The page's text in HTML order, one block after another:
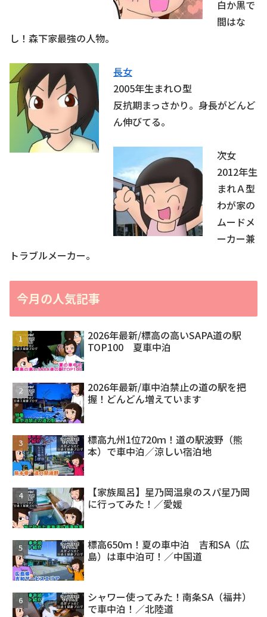
白か黒で
間はな
し！森下家最強の人物。
長女
2005年生まれＯ型
反抗期まっさかり。身長がどんど
ん伸びてる。
次女
2012年生
まれＡ型
わが家の
ムードメ
ーカー兼
トラブルメーカー。
今月の人気記事
2026年最新/標高の高いSAPA道の駅
TOP100 夏車中泊
2026年最新/車中泊禁止の道の駅を把
握！どんどん増えています
標高九州1位720ｍ！道の駅波野（熊
本）で車中泊／涼しい宿泊地
【家族風呂】星乃岡温泉のスパ星乃岡
に行ってみた！／愛媛
標高650ｍ！夏の車中泊 吉和SA（広
島）は車中泊可！／中国道
シャワー使ってみた！南条SA（福井）
で車中泊！／北陸道